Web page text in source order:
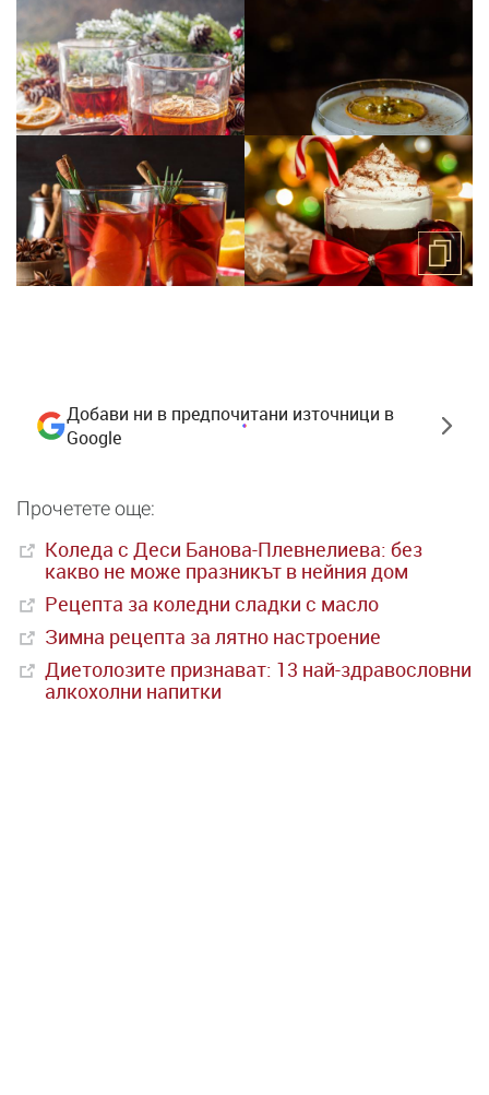
Добави ни в предпочитани източници в
Google
Прочетете още:
Коледа с Деси Банова-Плевнелиева: без
какво не може празникът в нейния дом
Рецепта за коледни сладки с масло
Зимна рецепта за лятно настроение
Диетолозите признават: 13 най-здравословни
алкохолни напитки